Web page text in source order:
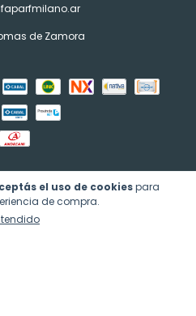
el uso de cookiespara
de compra.
de Zamora
Todos los derechos reservados.